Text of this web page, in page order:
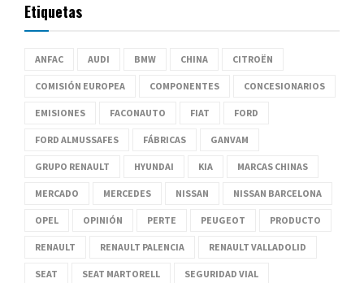
Etiquetas
ANFAC AUDI BMW CHINA CITROËN
COMISIÓN EUROPEA COMPONENTES CONCESIONARIOS
EMISIONES FACONAUTO FIAT FORD
FORD ALMUSSAFES FÁBRICAS GANVAM
GRUPO RENAULT HYUNDAI KIA MARCAS CHINAS
MERCADO MERCEDES NISSAN NISSAN BARCELONA
OPEL OPINIÓN PERTE PEUGEOT PRODUCTO
RENAULT RENAULT PALENCIA RENAULT VALLADOLID
SEAT SEAT MARTORELL SEGURIDAD VIAL